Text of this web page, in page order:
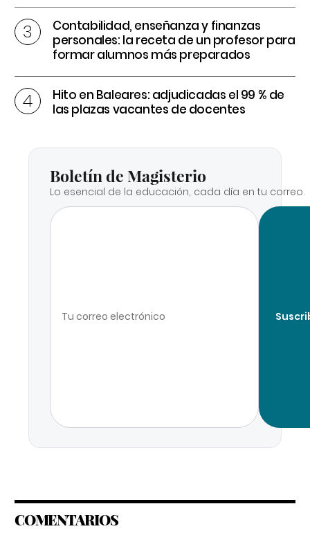
Contabilidad, enseñanza y finanzas
personales: la receta de un profesor para
formar alumnos más preparados
Hito en Baleares: adjudicadas el 99 % de
las plazas vacantes de docentes
Boletín de Magisterio
Lo esencial de la educación, cada día en tu correo.
COMENTARIOS